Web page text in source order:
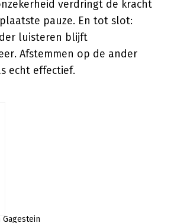
verdringt de kracht
pauze. En tot slot:
luisteren blijft
Afstemmen op de ander
echt effectief.
Gagestein